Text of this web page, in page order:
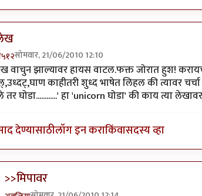
सोमवार, 21/06/2010 12:10
वाचुन झाल्यावर हायस वाटल.फक्त जोरात हुश!
काहीतरी शुध्द भाषेत लिहल की त्यावर
घोडा............' हा 'unicorn घोडा' की काय त्या
देण्यासाठीलॉग इन कराकिंवासदस्य व्हा
>>मिपावर